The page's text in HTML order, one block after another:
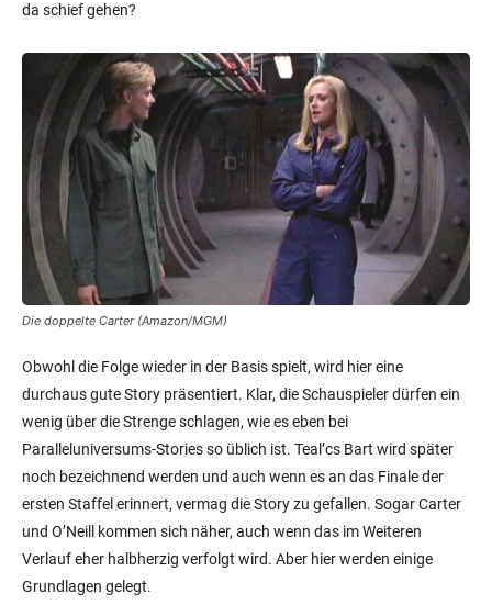
da schief gehen?
Die doppelte Carter (Amazon/MGM)
Obwohl die Folge wieder in der Basis spielt, wird hier eine
durchaus gute Story präsentiert. Klar, die Schauspieler dürfen ein
wenig über die Strenge schlagen, wie es eben bei
Paralleluniversums-Stories so üblich ist. Teal’cs Bart wird später
noch bezeichnend werden und auch wenn es an das Finale der
ersten Staffel erinnert, vermag die Story zu gefallen. Sogar Carter
und O’Neill kommen sich näher, auch wenn das im Weiteren
Verlauf eher halbherzig verfolgt wird. Aber hier werden einige
Grundlagen gelegt.